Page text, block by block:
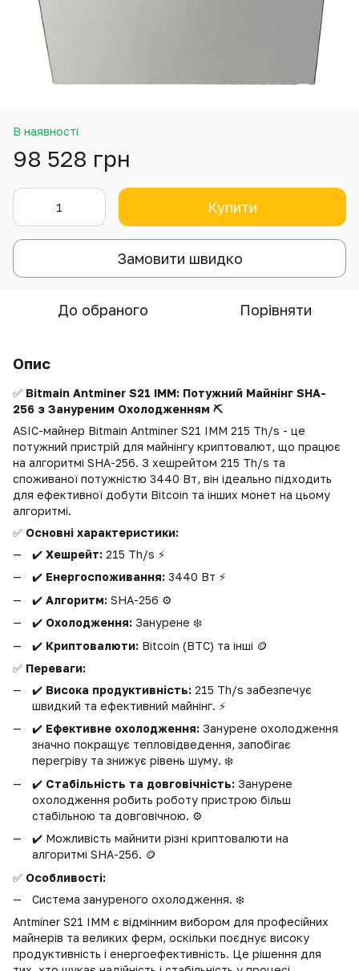
В наявності
98 528 грн
Купити
Замовити швидко
До обраного Порівняти
Опис
✅ Bitmain Antminer S21 IMM: Потужний Майнінг SHA-
256 з Зануреним Охолодженням ⛏️
ASIC-майнер Bitmain Antminer S21 IMM 215 Th/s - це
потужний пристрій для майнінгу криптовалют, що працює
на алгоритмі SHA-256. З хешрейтом 215 Th/s та
споживаної потужністю 3440 Вт, він ідеально підходить
для ефективної добути Bitcoin та інших монет на цьому
алгоритмі.
✅ Основні характеристики:
✔️ Хешрейт: 215 Th/s ⚡️
✔️ Енергоспоживання: 3440 Вт ⚡️
✔️ Алгоритм: SHA-256 ⚙️
✔️ Охолодження: Занурене ❄️
✔️ Криптовалюти: Bitcoin (BTC) та інші 🪙
✅ Переваги:
✔️ Висока продуктивність: 215 Th/s забезпечує
швидкий та ефективний майнінг. ⚡️
✔️ Ефективне охолодження: Занурене охолодження
значно покращує тепловідведення, запобігає
перегріву та знижує рівень шуму. ❄️
✔️ Стабільність та довговічність: Занурене
охолодження робить роботу пристрою більш
стабільною та довговічною. ⚙️
✔️ Можливість майнити різні криптовалюти на
алгоритмі SHA-256. 🪙
✅ Особливості:
Система зануреного охолодження. ❄️
Antminer S21 IMM є відмінним вибором для професійних
майнерів та великих ферм, оскільки поєднує високу
продуктивність і енергоефективність. Це рішення для